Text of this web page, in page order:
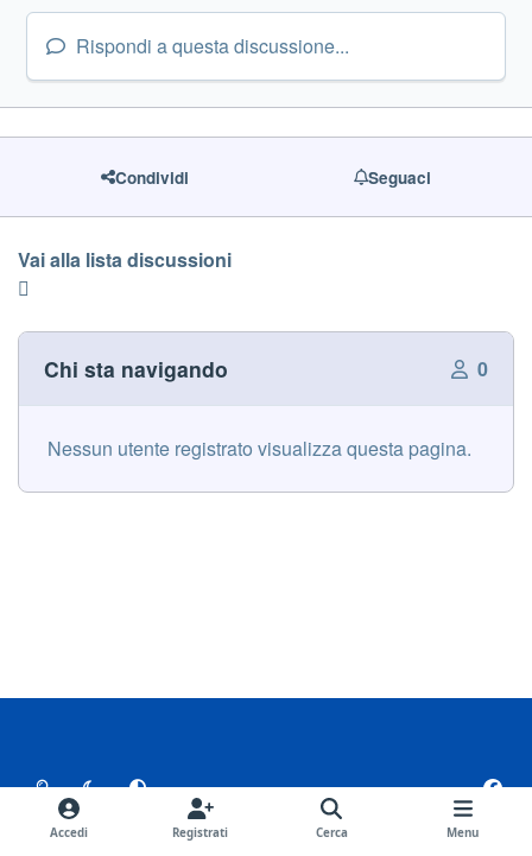
Rispondi a questa discussione...
Condividi Seguaci
Vai alla lista discussioni
Chi sta navigando 0
Nessun utente registrato visualizza questa pagina.
Light ModeDark ModeSystem Preference
f
a
c
Lingua Tema Privacy Policy Contattaci
Accedi Registrati Cerca Menu